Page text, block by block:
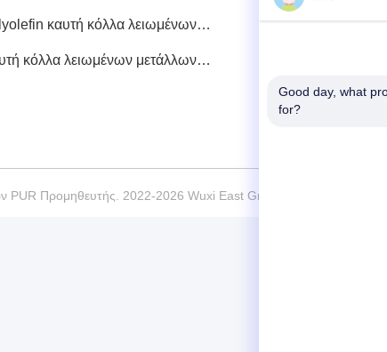
καυτή κόλλα λειωμένων
κόλλα λειωμένων μετάλλων
Ζώνη,
No.16
PUR Προμηθευτής. 2022-2026 Wuxi East Group Trading Co.,Ltd
Good day, what
for?